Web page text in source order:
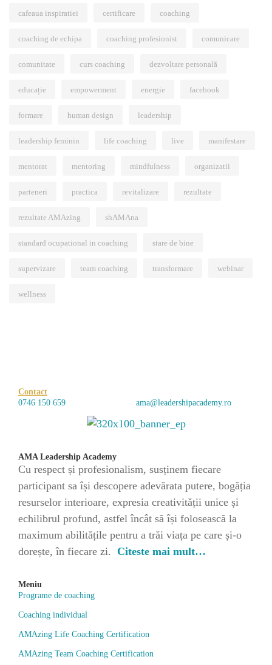
cafeaua inspiratiei certificare coaching
coaching de echipa coaching profesionist comunicare
comunitate curs coaching dezvoltare personală
educație empowerment energie facebook
formare human design leadership
leadership feminin life coaching live manifestare
mentorat mentoring mindfulness organizatii
parteneri practica revitalizare rezultate
rezultate AMAzing shAMAna
standard ocupational in coaching stare de bine
supervizare team coaching transformare webinar
wellness
Contact
0746 150 659
ama@leadershipacademy.ro
AMA Leadership Academy
Cu respect și profesionalism, susținem fiecare
participant sa își descopere adevărata putere, bogăția
resurselor interioare, expresia creativității unice și
echilibrul profund, astfel încât să își folosească la
maximum abilitățile pentru a trăi viața pe care și-o
dorește, în fiecare zi. Citeste mai mult…
Meniu
Programe de coaching
Coaching individual
AMAzing Life Coaching Certification
AMAzing Team Coaching Certification